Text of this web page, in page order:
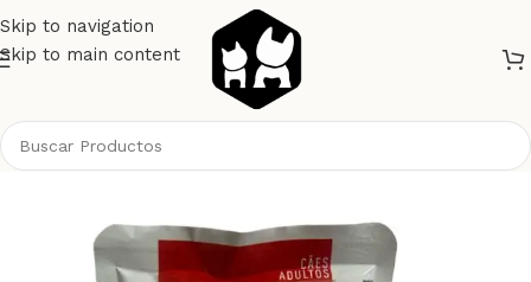
Skip to navigation
Skip to main content